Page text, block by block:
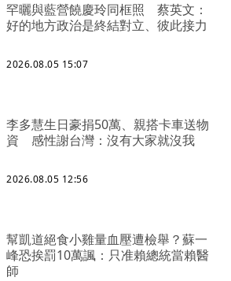
罕曬與藍營饒慶玲同框照 蔡英文：
好的地方政治是終結對立、彼此接力
2026.08.05 15:07
李多慧生日豪捐50萬、親搭卡車送物
資 感性謝台灣：沒有大家就沒我
2026.08.05 12:56
幫凱道絕食小雞量血壓遭檢舉？蘇一
峰恐挨罰10萬諷：只准賴總統當賴醫
師